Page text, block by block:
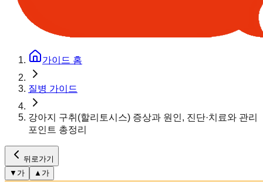
가이드 홈
질병 가이드
강아지 구취(할리토시스) 증상과 원인, 진단·치료와 관리
포인트 총정리
뒤로가기
▼ 가 ▲ 가